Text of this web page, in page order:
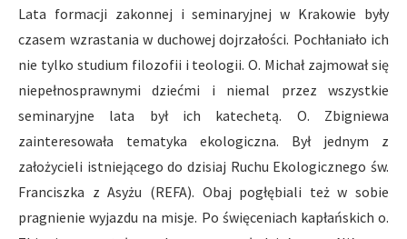
Lata formacji zakonnej i seminaryjnej w Krakowie były
czasem wzrastania w duchowej dojrzałości. Pochłaniało ich
nie tylko studium filozofii i teologii. O. Michał zajmował się
niepełnosprawnymi dziećmi i niemal przez wszystkie
seminaryjne lata był ich katechetą. O. Zbigniewa
zainteresowała tematyka ekologiczna. Był jednym z
założycieli istniejącego do dzisiaj Ruchu Ekologicznego św.
Franciszka z Asyżu (REFA). Obaj pogłębiali też w sobie
pragnienie wyjazdu na misje. Po święceniach kapłańskich o.